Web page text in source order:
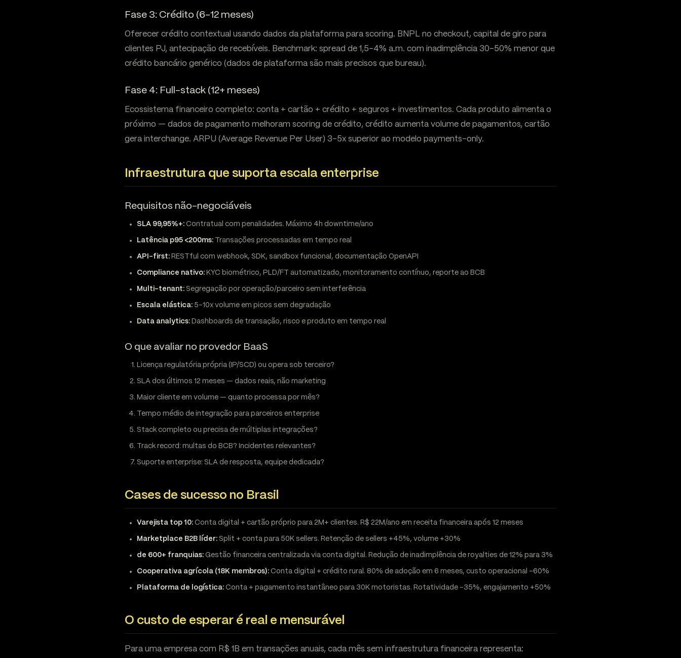
Fase 3: Crédito (6-12 meses)
Oferecer crédito contextual usando dados da plataforma para scoring. BNPL no checkout, capital de giro para
clientes PJ, antecipação de recebíveis. Benchmark: spread de 1,5-4% a.m. com inadimplência 30-50% menor que
crédito bancário genérico (dados de plataforma são mais precisos que bureau).
Fase 4: Full-stack (12+ meses)
Ecossistema financeiro completo: conta + cartão + crédito + seguros + investimentos. Cada produto alimenta o
próximo — dados de pagamento melhoram scoring de crédito, crédito aumenta volume de pagamentos, cartão
gera interchange. ARPU (Average Revenue Per User) 3-5x superior ao modelo payments-only.
Infraestrutura que suporta escala enterprise
Requisitos não-negociáveis
SLA 99,95%+: Contratual com penalidades. Máximo 4h downtime/ano
Latência p95 <200ms: Transações processadas em tempo real
API-first: RESTful com webhook, SDK, sandbox funcional, documentação OpenAPI
Compliance nativo: KYC biométrico, PLD/FT automatizado, monitoramento contínuo, reporte ao BCB
Multi-tenant: Segregação por operação/parceiro sem interferência
Escala elástica: 5-10x volume em picos sem degradação
Data analytics: Dashboards de transação, risco e produto em tempo real
O que avaliar no provedor BaaS
Licença regulatória própria (IP/SCD) ou opera sob terceiro?
SLA dos últimos 12 meses — dados reais, não marketing
Maior cliente em volume — quanto processa por mês?
Tempo médio de integração para parceiros enterprise
Stack completo ou precisa de múltiplas integrações?
Track record: multas do BCB? Incidentes relevantes?
Suporte enterprise: SLA de resposta, equipe dedicada?
Cases de sucesso no Brasil
Varejista top 10: Conta digital + cartão próprio para 2M+ clientes. R$ 22M/ano em receita financeira após 12 meses
Marketplace B2B líder: Split + conta para 50K sellers. Retenção de sellers +45%, volume +30%
de 600+ franquias: Gestão financeira centralizada via conta digital. Redução de inadimplência de royalties de 12% para 3%
Cooperativa agrícola (18K membros): Conta digital + crédito rural. 80% de adoção em 6 meses, custo operacional -60%
Plataforma de logística: Conta + pagamento instantâneo para 30K motoristas. Rotatividade -35%, engajamento +50%
O custo de esperar é real e mensurável
Para uma empresa com R$ 1B em transações anuais, cada mês sem infraestrutura financeira representa: